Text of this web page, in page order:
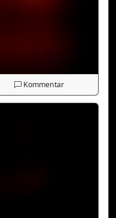
Kommentar